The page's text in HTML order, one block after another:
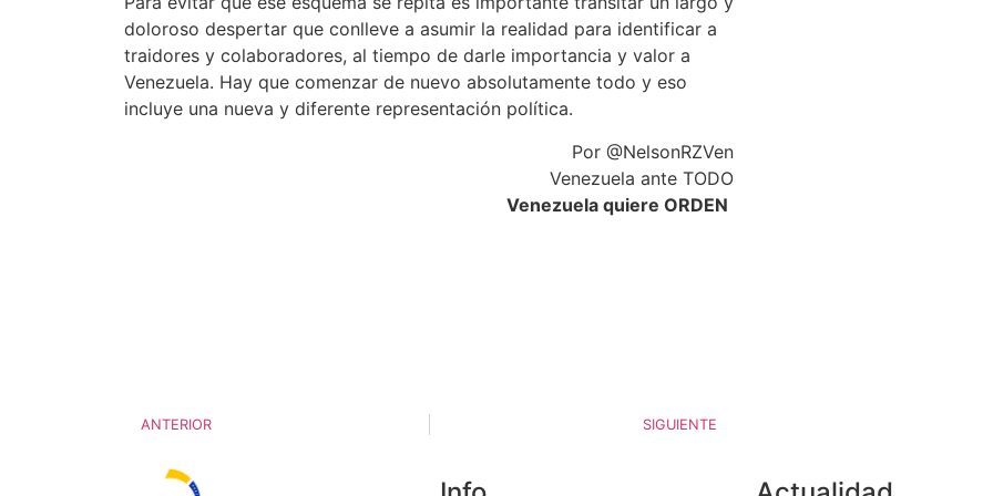
doloroso despertar que conlleve a asumir la realidad para identificar a
traidores y colaboradores, al tiempo de darle importancia y valor a
Venezuela. Hay que comenzar de nuevo absolutamente todo y eso
incluye una nueva y diferente representación política.
Por @NelsonRZVen
Venezuela ante TODO
Venezuela quiere ORDEN
ANTERIOR SIGUIENTE